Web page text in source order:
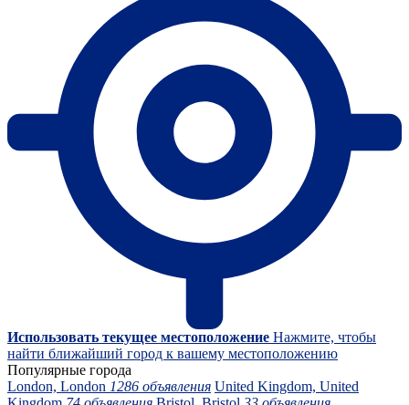
Использовать текущее местоположение Нажмите, чтобы
найти ближайший город к вашему местоположению
Популярные города
London, London 1286 объявления United Kingdom, United